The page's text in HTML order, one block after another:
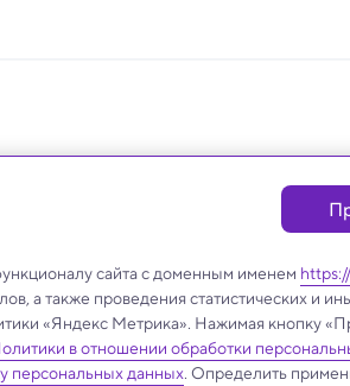
сайта с доменным именем
а также проведения статистических и
«Яндекс Метрика». Нажимая кнопку
в отношении обработки
персональных данных. Определить